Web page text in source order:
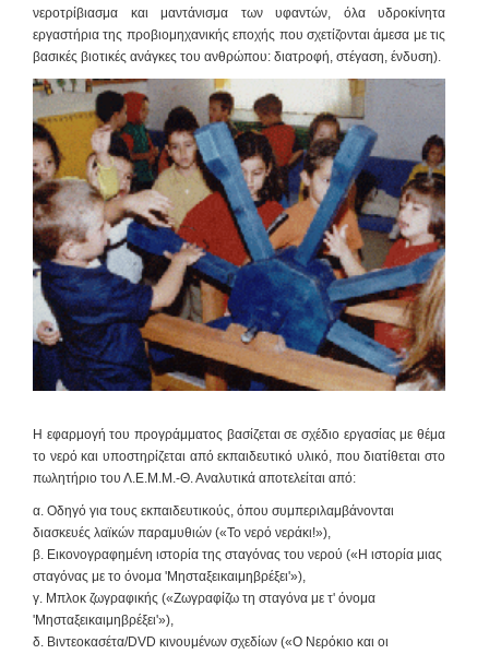
νεροτρίβιασμα και μαντάνισμα των υφαντών, όλα υδροκίνητα
εργαστήρια της προβιομηχανικής εποχής που σχετίζονται άμεσα με τις
βασικές βιοτικές ανάγκες του ανθρώπου: διατροφή, στέγαση, ένδυση).
Η εφαρμογή του προγράμματος βασίζεται σε σχέδιο εργασίας με θέμα
το νερό και υποστηρίζεται απόεκπαιδευτικό υλικό , που διατίθεται στο
πωλητήριο του Λ.Ε.Μ.Μ.-Θ. Αναλυτικά αποτελείται από:
α. Οδηγό για τους εκπαιδευτικούς, όπου συμπεριλαμβάνονται
διασκευές λαϊκών παραμυθιών («Το νερό νεράκι!»),
β. Εικονογραφημένη ιστορία της σταγόνας του νερού («Η ιστορία μιας
σταγόνας με το όνομα 'Μησταξεικαιμηβρέξει'»),
γ. Μπλοκ ζωγραφικής («Ζωγραφίζω τη σταγόνα με τ' όνομα
'Μησταξεικαιμηβρέξει'»),
δ. Βιντεοκασέτα/DVD κινουμένων σχεδίων («Ο Νερόκιο και οι